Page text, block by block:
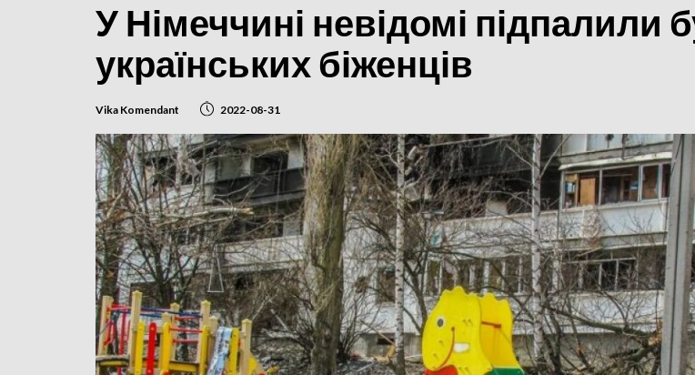
У Німеччині невідомі підпалили
українських біженців
Vika Komendant 2022-08-31